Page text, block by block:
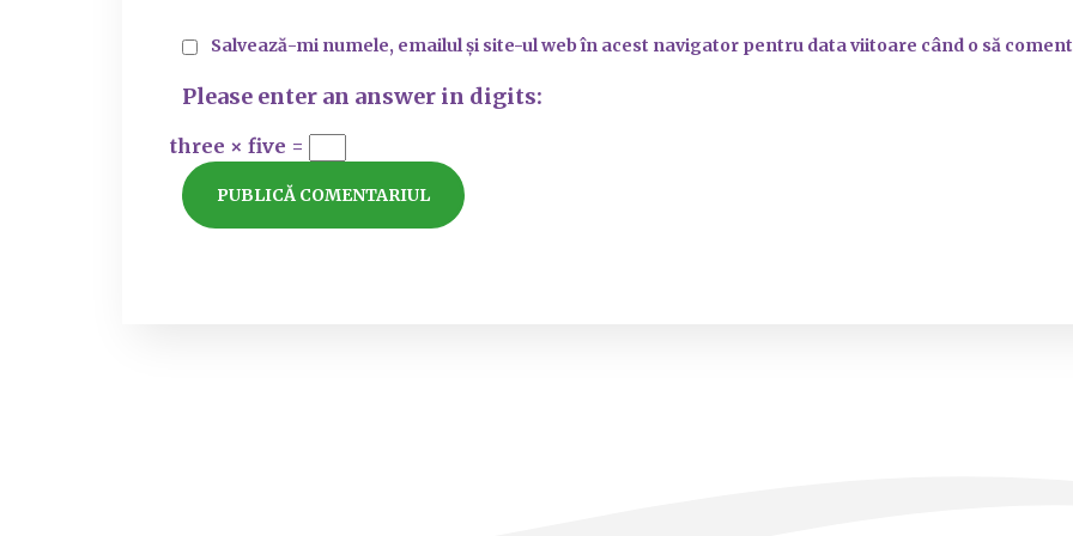
Salvează-mi numele, emailul și site-ul web în acest navigator pentru data viitoare când o să
Please enter an answer in digits:
three × five =